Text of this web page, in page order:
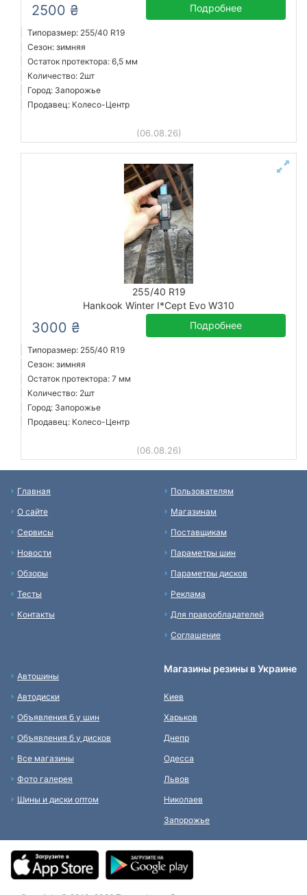
2500 ₴ Подробнее
Типоразмер: 255/40 R19
Сезон: зимняя
Остаток протектора: 6,5 мм
Количество: 2шт
Город: Запорожье
Продавец: Колесо-Центр
(06.08.26)
255/40 R19
Hankook Winter I*Cept Evo W310
3000 ₴ Подробнее
Типоразмер: 255/40 R19
Сезон: зимняя
Остаток протектора: 7 мм
Количество: 2шт
Город: Запорожье
Продавец: Колесо-Центр
(06.08.26)
Главная
О сайте
Сервисы
Новости
Обзоры
Тесты
Контакты
Пользователям
Магазинам
Поставщикам
Параметры шин
Параметры дисков
Реклама
Для правообладателей
Соглашение
Автошины
Автодиски
Объявления б у шин
Объявления б у дисков
Все магазины
Фото галерея
Шины и диски оптом
Магазины резины в Украине
Киев
Харьков
Днепр
Одесса
Львов
Николаев
Запорожье